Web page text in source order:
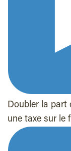
Doubler la part
une taxe sur le